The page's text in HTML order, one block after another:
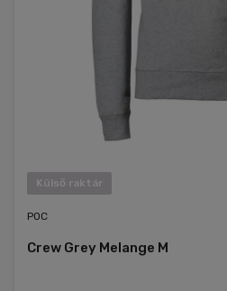
Külső raktár
POC
Crew Grey Melange M